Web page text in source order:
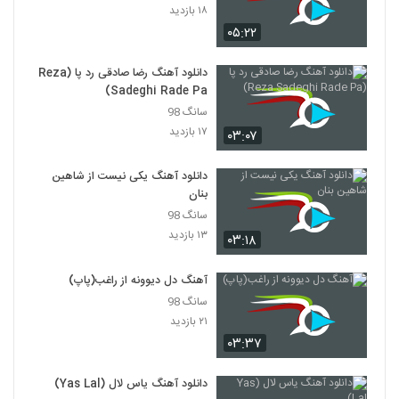
دانلود آهنگ حمید مدنی آخرین حیله تو
۳۸۲ بازدید
دانلود آهنگ جدید و زیبای نوید ترکان با نام
سئوگیلیم
2149
دانلود آهنگ عاشقت شدم از کیان (I)
۳۷۱ بازدید
دانلود آهنگ جدید و زیبای راما برومند با نام
نفس
۳۳۲ بازدید
آهنگ ناز نکن از امید شیرازی(پاپ)
2152
۳۰۵ بازدید
۰۵:۲۲
۱۸ بازدید
۰۳:۰۷
دانلود آهنگ رضا صادقی رد پا (Reza
Sadeghi Rade Pa)
سانگ 98
۱۷ بازدید
۰۳:۱۸
دانلود آهنگ یکی نیست از شاهین
بنان
سانگ 98
۱۳ بازدید
۰۳:۳۷
آهنگ دل دیوونه از راغب(پاپ)
سانگ 98
۲۱ بازدید
دانلود آهنگ یاس لال (Yas Lal)